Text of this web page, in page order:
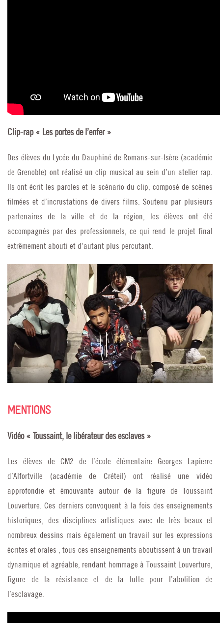
Clip-rap « Les portes de l’enfer »
Des élèves du Lycée du Dauphiné de Romans-sur-Isère (académie
de Grenoble) ont réalisé un clip musical au sein d’un atelier rap.
Ils ont écrit les paroles et le scénario du clip, composé de scènes
filmées et d’incrustations de divers films. Soutenu par plusieurs
partenaires de la ville et de la région, les élèves ont été
accompagnés par des professionnels, ce qui rend le projet final
extrêmement abouti et d’autant plus percutant.
MENTIONS
Vidéo « Toussaint, le libérateur des esclaves »
Les élèves de CM2 de l’école élémentaire Georges Lapierre
d’Alfortville (académie de Créteil) ont réalisé une vidéo
approfondie et émouvante autour de la figure de Toussaint
Louverture. Ces derniers convoquent à la fois des enseignements
historiques, des disciplines artistiques avec de très beaux et
nombreux dessins mais également un travail sur les expressions
écrites et orales ; tous ces enseignements aboutissent à un travail
dynamique et agréable, rendant hommage à Toussaint Louverture,
figure de la résistance et de la lutte pour l’abolition de
l’esclavage.